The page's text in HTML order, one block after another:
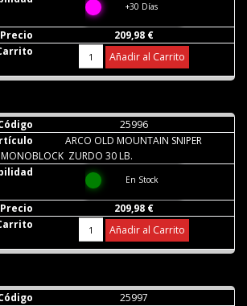
+30 Días
209,98 €
Añadir al Carrito
25996
ARCO OLD MOUNTAIN SNIPER
MONOBLOCK ZURDO 30 LB.
En Stock
209,98 €
Añadir al Carrito
25997